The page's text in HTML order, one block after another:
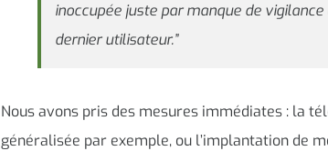
inoccupée juste par manque de vigilance
dernier utilisateur.”
Nous avons pris des mesures immédiates : la
généralisée par exemple, ou l’implantation de